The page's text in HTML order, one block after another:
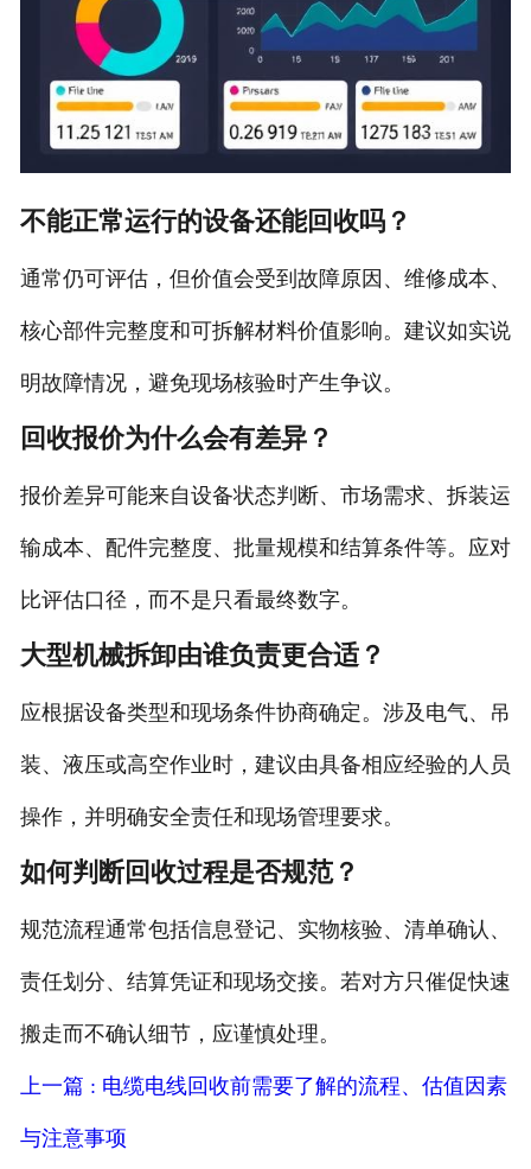
不能正常运行的设备还能回收吗？
通常仍可评估，但价值会受到故障原因、维修成本、
核心部件完整度和可拆解材料价值影响。建议如实说
明故障情况，避免现场核验时产生争议。
回收报价为什么会有差异？
报价差异可能来自设备状态判断、市场需求、拆装运
输成本、配件完整度、批量规模和结算条件等。应对
比评估口径，而不是只看最终数字。
大型机械拆卸由谁负责更合适？
应根据设备类型和现场条件协商确定。涉及电气、吊
装、液压或高空作业时，建议由具备相应经验的人员
操作，并明确安全责任和现场管理要求。
如何判断回收过程是否规范？
规范流程通常包括信息登记、实物核验、清单确认、
责任划分、结算凭证和现场交接。若对方只催促快速
搬走而不确认细节，应谨慎处理。
上一篇 : 电缆电线回收前需要了解的流程、估值因素
与注意事项